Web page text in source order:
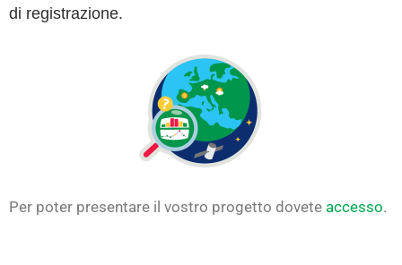
di registrazione.
Per poter presentare il vostro progetto dovete accesso.